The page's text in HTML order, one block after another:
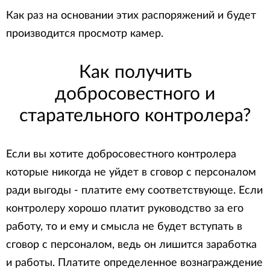
Как раз на основании этих распоряжений и будет
производится просмотр камер.
Как получить
добросовестного и
старательного контролера?
Если вы хотите добросовестного контролера
которые никогда не уйдет в сговор с персоналом
ради выгоды - платите ему соответствующе. Если
контролеру хорошо платит руководство за его
работу, то и ему и смысла не будет вступать в
сговор с персоналом, ведь он лишится заработка
и работы. Платите определенное вознаграждение